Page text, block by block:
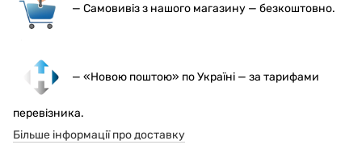
— Самовивіз з нашого магазину — безкоштовно.
— «Новою поштою» по Україні — за тарифами
перевізника.
Більше інформації про доставку